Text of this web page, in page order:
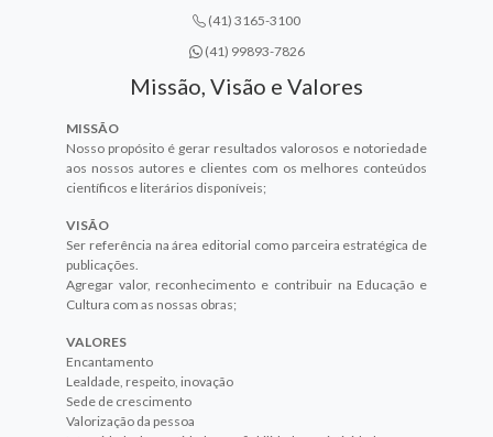
(41) 3165-3100
(41) 99893-7826
Missão, Visão e Valores
MISSÃO
Nosso propósito é gerar resultados valorosos e notoriedade
aos nossos autores e clientes com os melhores conteúdos
científicos e literários disponíveis;
VISÃO
Ser referência na área editorial como parceira estratégica de
publicações.
Agregar valor, reconhecimento e contribuir na Educação e
Cultura com as nossas obras;
VALORES
Encantamento
Lealdade, respeito, inovação
Sede de crescimento
Valorização da pessoa